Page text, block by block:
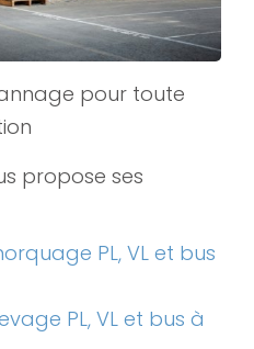
pour toute
propose ses
PL, VL et bus
PL, VL et bus à